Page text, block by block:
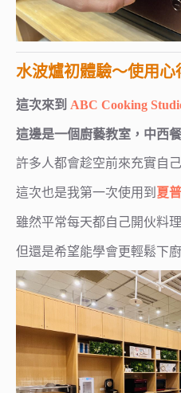
水波爐初體驗～使用心
這次來到 ABC Cooking
這邊是一個廚藝教室，中西
許多人都會趁空前來充實自
這次也是我第一次使用到 夏普
雖然平常每天都自己開伙料
但還是希望能學會更輕鬆下